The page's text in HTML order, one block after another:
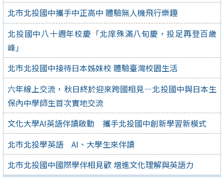
北市北投國中攜手中正高中 體驗無人機飛行樂趣
北投國中八十週年校慶「北庠殊滿八旬慶，投足再登百歲
峰」
北市北投國中接待日本姊妹校 體驗臺灣校園生活
六年線上交流，秋日終於迎來跨國相見—北投國中與日本生
保內中學師生首次實地交流
文化大學AI英語伴讀啟動 攜手北投國中創新學習新模式
北市北投學英語 AI、大學生來伴讀
北市北投國中國際學伴相見歡 增進文化理解與英語力